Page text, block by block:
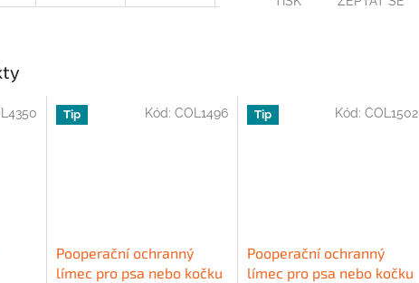
Tip
Pooperační ochranný
límec pro psa nebo kočku
Kód: COL1496 Tip
Pooperační ochranný
límec pro psa nebo kočku
Kód:COL1502